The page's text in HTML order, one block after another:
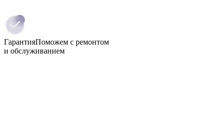
ГарантияПоможем с ремонтом
и обслуживанием